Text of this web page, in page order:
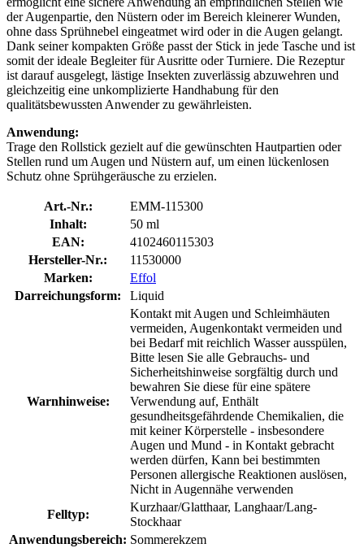
der Augenpartie, den Nüstern oder im Bereich kleinerer Wunden,
ohne dass Sprühnebel eingeatmet wird oder in die Augen gelangt.
Dank seiner kompakten Größe passt der Stick in jede Tasche und ist
somit der ideale Begleiter für Ausritte oder Turniere. Die Rezeptur
ist darauf ausgelegt, lästige Insekten zuverlässig abzuwehren und
gleichzeitig eine unkomplizierte Handhabung für den
qualitätsbewussten Anwender zu gewährleisten.
Anwendung:
Trage den Rollstick gezielt auf die gewünschten Hautpartien oder
Stellen rund um Augen und Nüstern auf, um einen lückenlosen
Schutz ohne Sprühgeräusche zu erzielen.
Art.-Nr.:
EMM-115300
Inhalt:
50 ml
EAN:
4102460115303
Hersteller-Nr.:
11530000
Marken:
Effol
Darreichungsform:
Liquid
Warnhinweise:
Kontakt mit Augen und Schleimhäuten
vermeiden, Augenkontakt vermeiden und
bei Bedarf mit reichlich Wasser ausspülen,
Bitte lesen Sie alle Gebrauchs- und
Sicherheitshinweise sorgfältig durch und
bewahren Sie diese für eine spätere
Verwendung auf, Enthält
gesundheitsgefährdende Chemikalien, die
mit keiner Körperstelle - insbesondere
Augen und Mund - in Kontakt gebracht
werden dürfen, Kann bei bestimmten
Personen allergische Reaktionen auslösen,
Nicht in Augennähe verwenden
Felltyp:
Kurzhaar/Glatthaar, Langhaar/Lang-
Stockhaar
Anwendungsbereich: Sommerekzem